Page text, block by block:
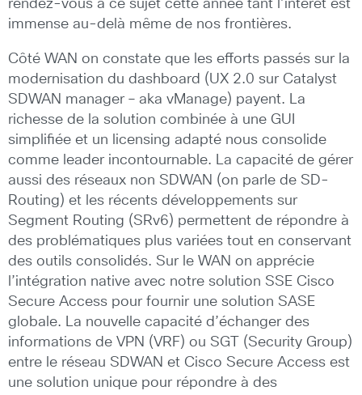
rendez-vous à ce sujet cette année tant l’intérêt est
immense au-delà même de nos frontières.
Côté WAN on constate que les efforts passés sur la
modernisation du dashboard (UX 2.0 sur Catalyst
SDWAN manager – aka vManage) payent. La
richesse de la solution combinée à une GUI
simplifiée et un licensing adapté nous consolide
comme leader incontournable. La capacité de gérer
aussi des réseaux non SDWAN (on parle de SD-
Routing) et les récents développements sur
Segment Routing (SRv6) permettent de répondre à
des problématiques plus variées tout en conservant
des outils consolidés. Sur le WAN on apprécie
l’intégration native avec notre solution SSE Cisco
Secure Access pour fournir une solution SASE
globale. La nouvelle capacité d’échanger des
informations de VPN (VRF) ou SGT (Security Group)
entre le réseau SDWAN et Cisco Secure Access est
une solution unique pour répondre à des